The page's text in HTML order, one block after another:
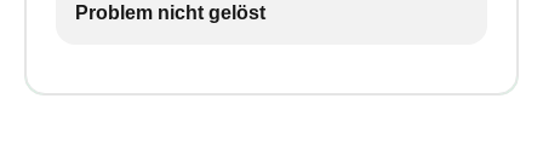
Problem nicht gelöst